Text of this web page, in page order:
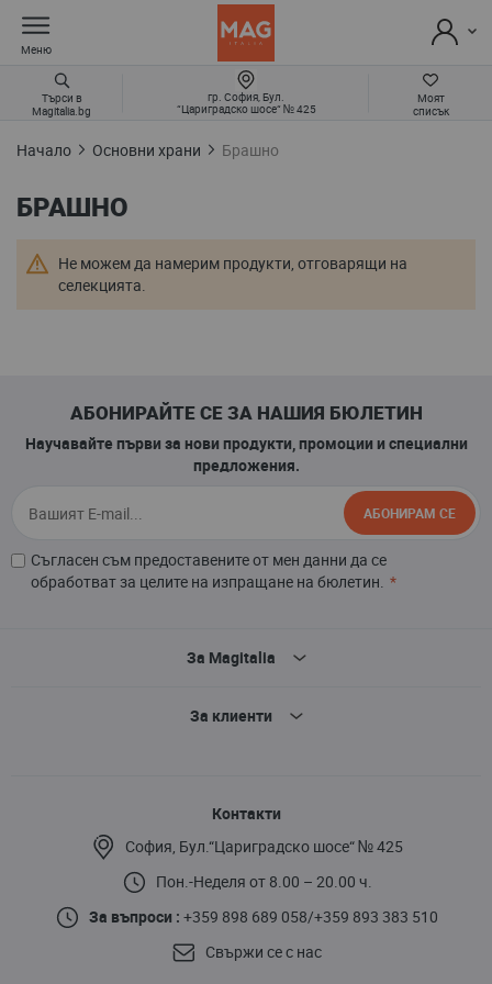
Меню
Търси в
Magitalia.bg
Моят
списък
гр. София, Бул.
“Цариградско шосе“ № 425
Начало Основни храни Брашно
БРАШНО
Не можем да намерим продукти, отговарящи на
селекцията.
АБОНИРАЙТЕ СЕ ЗА НАШИЯ БЮЛЕТИН
Научавайте първи за нови продукти, промоции и специални
предложения.
Съгласен съм предоставените от мен данни да се
обработват за целите на изпращане на бюлетин.
АБОНИРАМ СЕ
За Magitalia
За клиенти
Контакти
София, Бул.“Цариградско шосе“ № 425
Пон.-Неделя от 8.00 – 20.00 ч.
За въпроси : +359 898 689 058/+359 893 383 510
Свържи се с нас